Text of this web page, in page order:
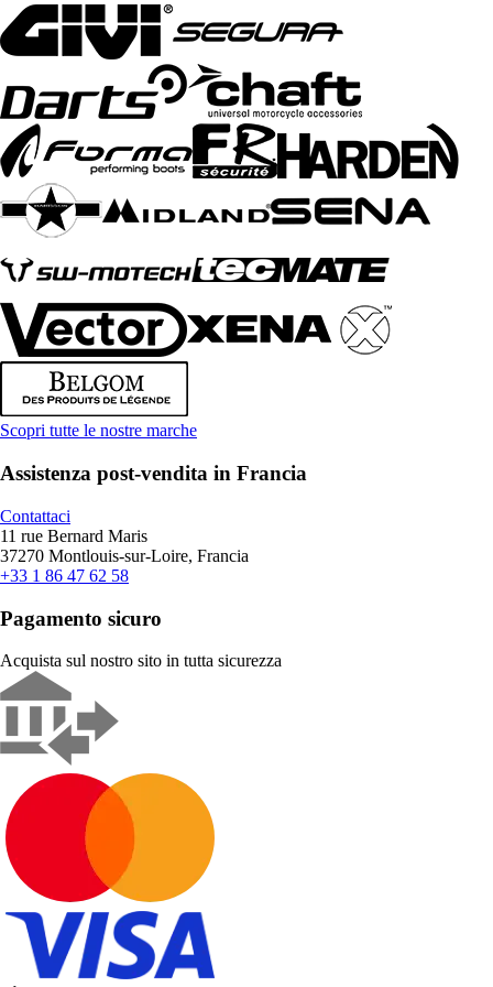
Scopri tutte le nostre marche
Assistenza post-vendita in Francia
Contattaci
11 rue Bernard Maris
37270 Montlouis-sur-Loire, Francia
+33 1 86 47 62 58
Pagamento sicuro
Acquista sul nostro sito in tutta sicurezza